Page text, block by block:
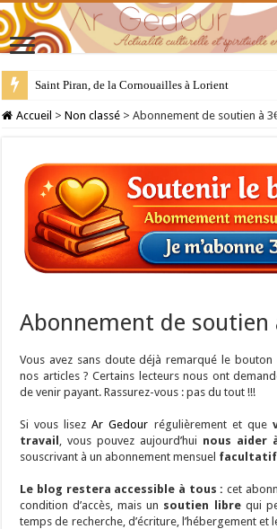
Saint Piran, de la Cornouailles à Lorient
28 juillet : Saint Samson de Dol, père de la
Accueil > Non classé > Abonnement de soutien à
Abonnement de soutien
Vous avez sans doute déjà remarqué le
nos articles ? Certains lecteurs nous ont
de venir payant. Rassurez-vous : pas du tout !!!
Si vous lisezAr Gedour régulièrement et que
travail , vous pouvez aujourd’hui nous aider
souscrivant à un abonnement mensuel
Le blog restera accessible à tous : cet
condition d’accès, mais un soutien librequi
temps de recherche, d’écriture, l’hébergement